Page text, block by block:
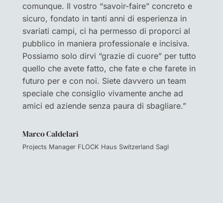
comunque. Il vostro “savoir-faire” concreto e
sicuro, fondato in tanti anni di esperienza in
svariati campi, ci ha permesso di proporci al
pubblico in maniera professionale e incisiva.
Possiamo solo dirvi “grazie di cuore” per tutto
quello che avete fatto, che fate e che farete in
futuro per e con noi. Siete davvero un team
speciale che consiglio vivamente anche ad
amici ed aziende senza paura di sbagliare.”
Marco Caldelari
Projects Manager FLOCK Haus Switzerland Sagl